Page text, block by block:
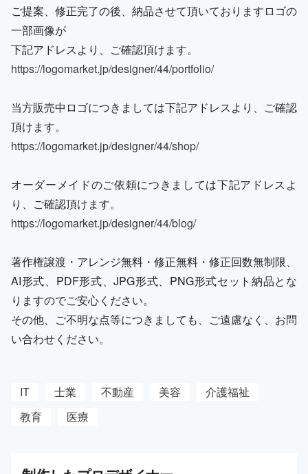
ご提案、修正完了の後、納品させて頂いておりますロゴの
一部画像が
下記アドレスより、ご確認頂けます。
https://logomarket.jp/designer/44/portfolio/
当方販売中ロゴにつきましては下記アドレスより、ご確認
頂けます。
https://logomarket.jp/designer/44/shop/
オーダーメイドのご依頼につきましては下記アドレスよ
り、ご確認頂けます。
https://logomarket.jp/designer/44/blog/
著作権譲渡・アレンジ無料・修正無料・修正回数無制限、
AI形式、PDF形式、JPG形式、PNG形式セット納品とな
りますのでご安心ください。
その他、ご不明な点等につきましても、ご遠慮なく、お問
い合わせください。
IT 士業 不動産 美容
介護福祉
教育
医療